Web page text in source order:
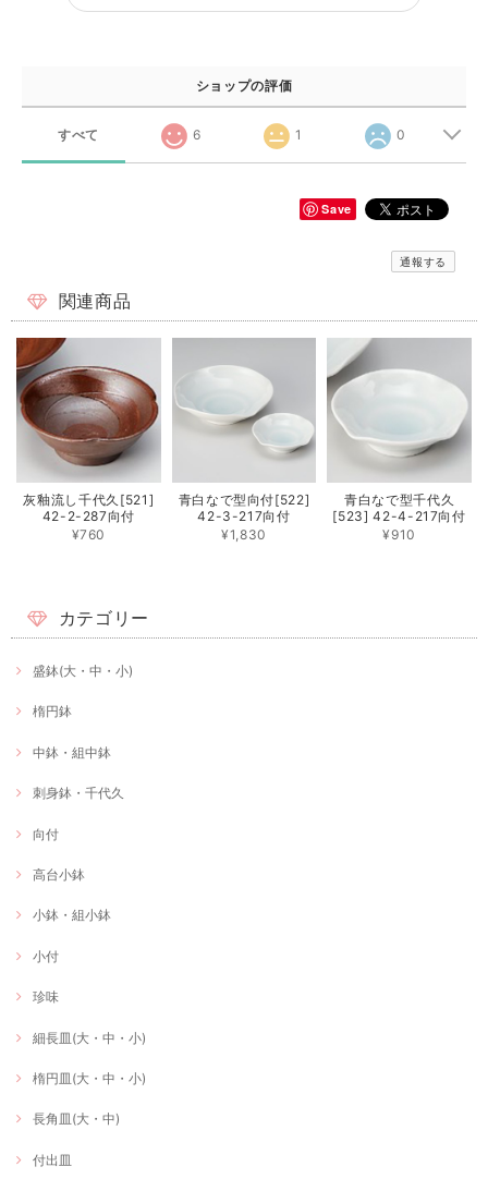
ショップの評価
すべて 6 1 0
Save
通報する
関連商品
灰釉流し千代久[521]
42-2-287向付
¥760
青白なで型向付[522]
42-3-217向付
¥1,830
青白なで型千代久
[523] 42-4-217向付
¥910
カテゴリー
盛鉢(大・中・小)
楕円鉢
中鉢・組中鉢
刺身鉢・千代久
向付
高台小鉢
小鉢・組小鉢
小付
珍味
細長皿(大・中・小)
楕円皿(大・中・小)
長角皿(大・中)
付出皿